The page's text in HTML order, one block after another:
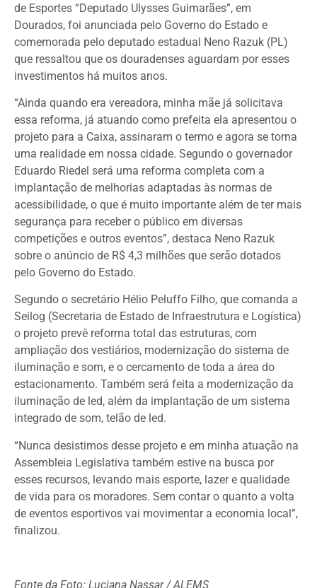
de Esportes “Deputado Ulysses Guimarães”, em
Dourados, foi anunciada pelo Governo do Estado e
comemorada pelo deputado estadual Neno Razuk (PL)
que ressaltou que os douradenses aguardam por esses
investimentos há muitos anos.
“Ainda quando era vereadora, minha mãe já solicitava
essa reforma, já atuando como prefeita ela apresentou o
projeto para a Caixa, assinaram o termo e agora se torna
uma realidade em nossa cidade. Segundo o governador
Eduardo Riedel será uma reforma completa com a
implantação de melhorias adaptadas às normas de
acessibilidade, o que é muito importante além de ter mais
segurança para receber o público em diversas
competições e outros eventos”, destaca Neno Razuk
sobre o anúncio de R$ 4,3 milhões que serão dotados
pelo Governo do Estado.
Segundo o secretário Hélio Peluffo Filho, que comanda a
Seilog (Secretaria de Estado de Infraestrutura e Logística)
o projeto prevê reforma total das estruturas, com
ampliação dos vestiários, modernização do sistema de
iluminação e som, e o cercamento de toda a área do
estacionamento. Também será feita a modernização da
iluminação de led, além da implantação de um sistema
integrado de som, telão de led.
“Nunca desistimos desse projeto e em minha atuação na
Assembleia Legislativa também estive na busca por
esses recursos, levando mais esporte, lazer e qualidade
de vida para os moradores. Sem contar o quanto a volta
de eventos esportivos vai movimentar a economia local”,
finalizou.
Fonte da Foto: Luciana Nassar / ALEMS